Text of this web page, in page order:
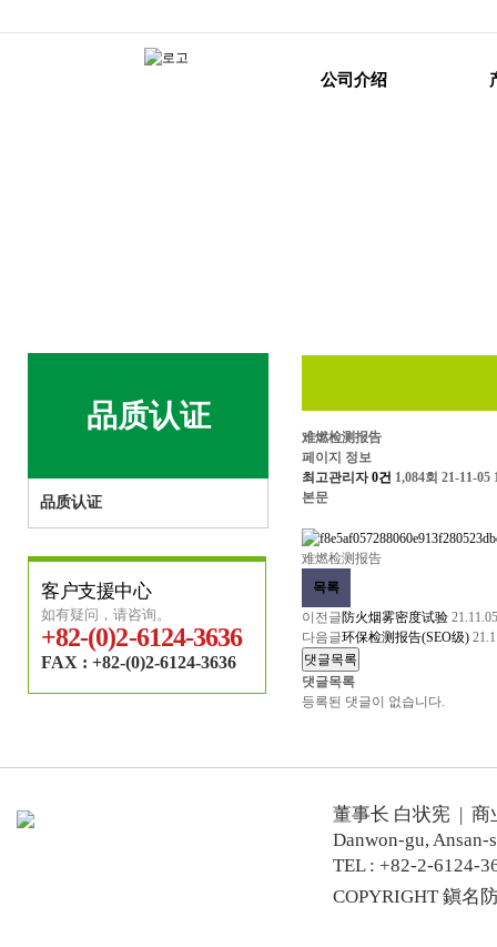
公司介绍
品质认证
品质认证
客户支援中心
如有疑问，请咨询。
+82-(0)2-6124-3636
FAX : +82-(0)2-6124-3636
难燃检测报告
페이지 정보
최고관리자 0건 1,084회 21-11-05
본문
难燃检测报告
목록
이전글防火烟雾密度试验 21.11.05
다음글环保检测报告(SEO级)
댓글목록
댓글목록
등록된 댓글이 없습니다.
董事长 白状宪 | 商
Danwon-gu,
TEL : +82-2-6124-
COPYRIGHT 鎭名